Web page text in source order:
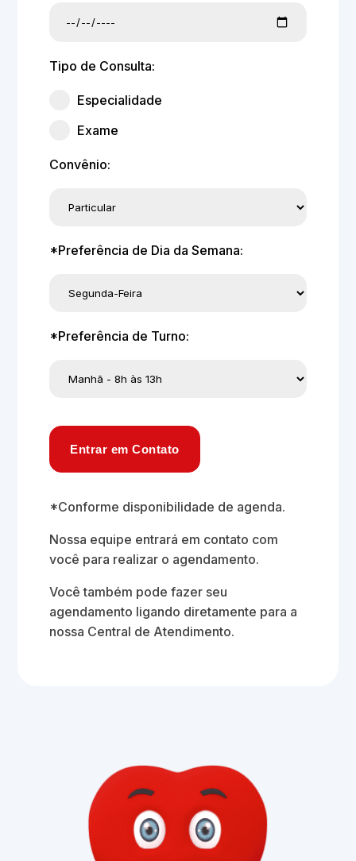
Tipo de Consulta:
Especialidade
Exame
Convênio:
*Preferência de Dia da Semana:
*Preferência de Turno:
Entrar em Contato
*Conforme disponibilidade de agenda.
Nossa equipe entrará em contato com
você para realizar o agendamento.
Você também pode fazer seu
agendamento ligando diretamente para a
nossa Central de Atendimento.